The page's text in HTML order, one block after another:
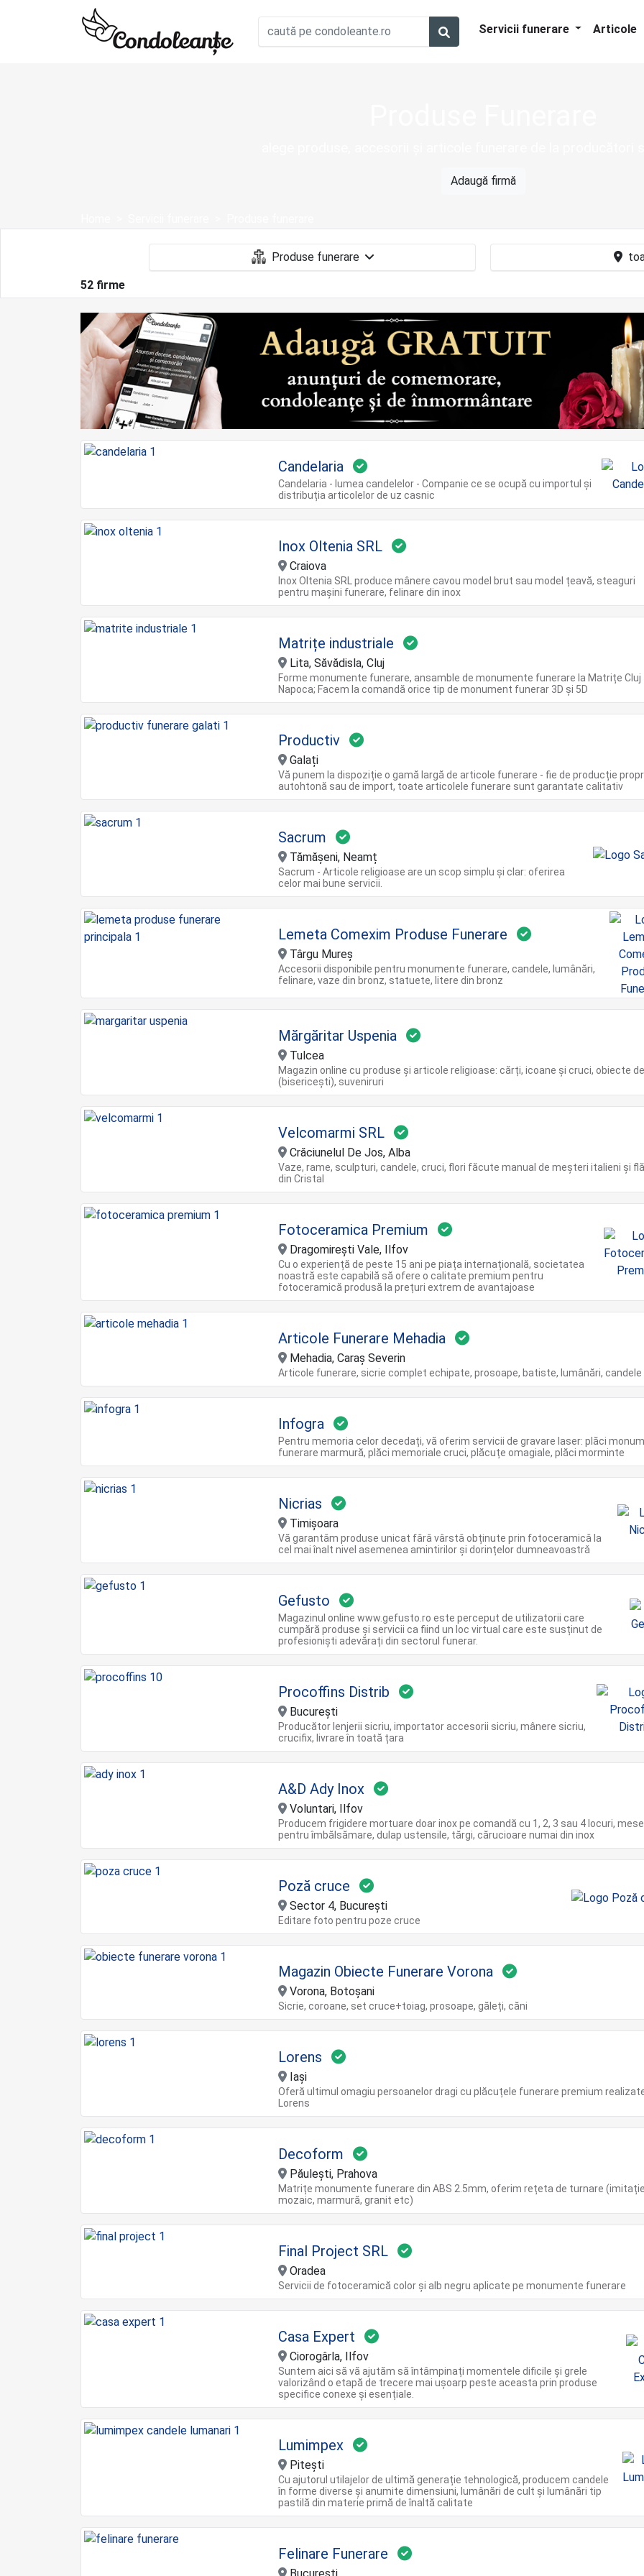
Servicii funerare Articole
Adaugă firmă
52 firme
Candelaria
Candelaria - lumea candelelor - Companie ce se ocupă cu importul și
distribuția articolelor de uz casnic
Inox Oltenia SRL
Craiova
Inox Oltenia SRL produce mânere cavou model brut sau model țeavă, steaguri
pentru mașini funerare, felinare din inox
Matrițe industriale
Lita, Săvădisla, Cluj
Forme monumente funerare, ansamble de monumente funerare la Matrițe Cluj
Napoca; Facem la comandă orice tip de monument funerar 3D și 5D
Productiv
Galați
Vă punem la dispoziție o gamă largă de articole funerare - fie de producție
autohtonă sau de import, toate articolele funerare sunt garantate calitativ
Sacrum
Tămășeni, Neamț
Sacrum - Articole religioase are un scop simplu și clar: oferirea
celor mai bune servicii.
Lemeta Comexim Produse Funerare
Târgu Mureș
Accesorii disponibile pentru monumente funerare, candele, lumânări,
felinare, vaze din bronz, statuete, litere din bronz
Mărgăritar Uspenia
Tulcea
Magazin online cu produse și articole religioase: cărți, icoane și cruci, obiecte
(bisericești), suveniruri
Velcomarmi SRL
Crăciunelul De Jos, Alba
Vaze, rame, sculpturi, candele, cruci, flori făcute manual de meșteri italieni și
din Cristal
Fotoceramica Premium
Dragomirești Vale, Ilfov
Cu o experiență de peste 15 ani pe piața internațională, societatea
noastră este capabilă să ofere o calitate premium pentru
fotoceramică produsă la prețuri extrem de avantajoase
Articole Funerare Mehadia
Mehadia, Caraș Severin
Articole funerare, sicrie complet echipate, prosoape, batiste, lumânări,
Infogra
Pentru memoria celor decedați, vă oferim servicii de gravare laser: plăci
funerare marmură, plăci memoriale cruci, plăcuțe omagiale, plăci morminte
Nicrias
Timișoara
Vă garantǎm produse unicat fǎrǎ vârstǎ obținute prin fotoceramicǎ la
cel mai înalt nivel asemenea amintirilor şi dorințelor dumneavoastrǎ
Gefusto
Magazinul online www.gefusto.ro este perceput de utilizatorii care
cumpără produse și servicii ca fiind un loc virtual care este susținut de
profesioniști adevărați din sectorul funerar.
Procoffins Distrib
București
Producător lenjerii sicriu, importator accesorii sicriu, mânere sicriu,
crucifix, livrare în toată țara
A&D Ady Inox
Voluntari, Ilfov
Producem frigidere mortuare doar inox pe comandă cu 1, 2, 3 sau 4 locuri, mese
pentru îmbălsămare, dulap ustensile, tărgi, cărucioare numai din inox
Poză cruce
Sector 4, București
Editare foto pentru poze cruce
Magazin Obiecte Funerare Vorona
Vorona, Botoșani
Sicrie, coroane, set cruce+toiag, prosoape, găleți, căni
Lorens
Iași
Oferă ultimul omagiu persoanelor dragi cu plăcuțele funerare premium
Lorens
Decoform
Păulești, Prahova
Matrițe monumente funerare din ABS 2.5mm, oferim rețeta de turnare
mozaic, marmură, granit etc)
Final Project SRL
Oradea
Servicii de fotoceramică color și alb negru aplicate pe monumente funerare
Casa Expert
Ciorogârla, Ilfov
Suntem aici să vă ajutăm să întâmpinați momentele dificile și grele
valorizând o etapă de trecere mai ușoarp peste aceasta prin produse
specifice conexe și esențiale.
Lumimpex
Piteşti
Cu ajutorul utilajelor de ultimă generație tehnologică, producem candele
în forme diverse și anumite dimensiuni, lumânări de cult și lumânări tip
pastilă din materie primă de înaltă calitate
Felinare Funerare